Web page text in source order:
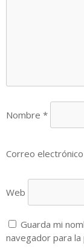
Nombre *
Correo electrónico
Web
Guarda mi
navegador para